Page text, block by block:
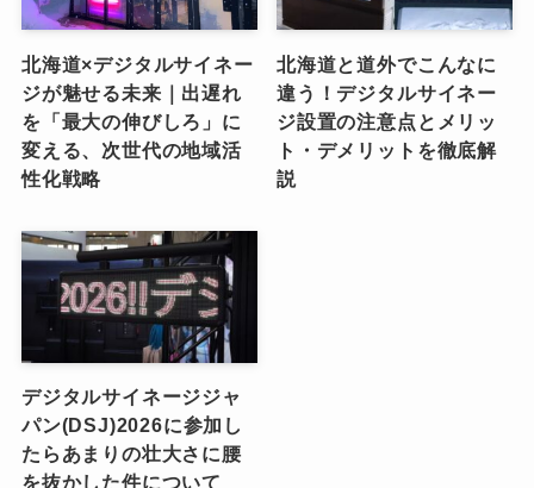
北海道×デジタルサイネー
ジが魅せる未来｜出遅れ
を「最大の伸びしろ」に
変える、次世代の地域活
性化戦略
北海道と道外でこんなに
違う！デジタルサイネー
ジ設置の注意点とメリッ
ト・デメリットを徹底解
説
デジタルサイネージジャ
パン(DSJ)2026に参加し
たらあまりの壮大さに腰
を抜かした件について